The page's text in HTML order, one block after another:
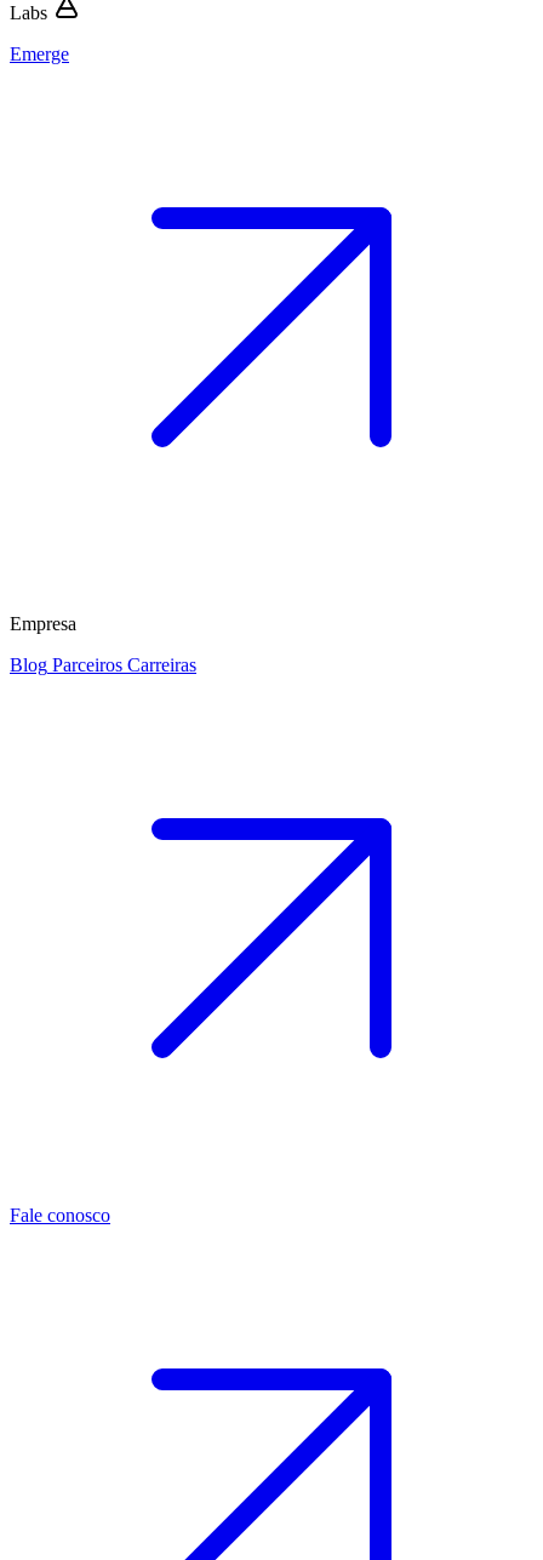
Labs
Emerge
Empresa
Blog Parceiros Carreiras
Fale conosco